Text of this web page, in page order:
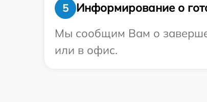
5
Информирование о
Мы сообщим Вам о
или в офис.